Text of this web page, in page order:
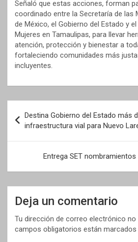
Señaló que estas acciones, forman
coordinado entre la Secretaría de las
de México, el Gobierno del Estado y
Mujeres en Tamaulipas, para llevar
atención, protección y bienestar a
fortaleciendo comunidades más
incluyentes.
de
entradas
Destina Gobierno del Estado más
infraestructura vial para Nuevo
Entrega SET nombramientos
Deja un comentario
Tu dirección de correo electrónico no
campos obligatorios están marcados